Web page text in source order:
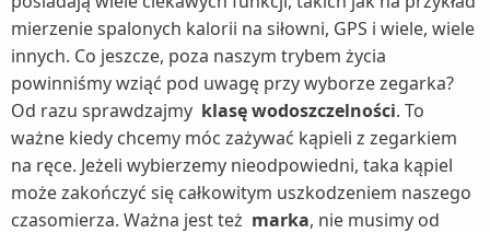
mierzenie spalonych kalorii na siłowni, GPS i wiele, wiele
innych. Co jeszcze, poza naszym trybem życia
powinniśmy wziąć pod uwagę przy wyborze zegarka?
Od razu sprawdzajmy klasę wodoszczelności. To
ważne kiedy chcemy móc zażywać kąpieli z zegarkiem
na ręce. Jeżeli wybierzemy nieodpowiedni, taka kąpiel
może zakończyć się całkowitym uszkodzeniem naszego
czasomierza. Ważna jest też marka, nie musimy od